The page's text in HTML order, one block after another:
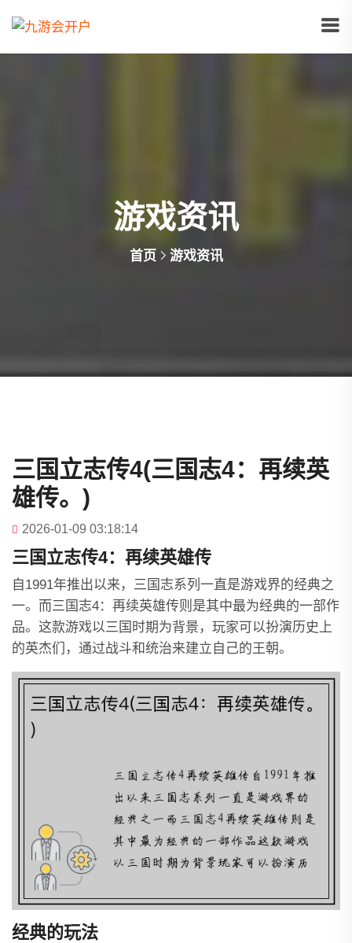
游戏资讯
首页 游戏资讯
三国立志传4(三国志4：再续英
雄传。)
2026-01-09 03:18:14
三国立志传4：再续英雄传
自1991年推出以来，三国志系列一直是游戏界的经典之
一。而三国志4：再续英雄传则是其中最为经典的一部作
品。这款游戏以三国时期为背景，玩家可以扮演历史上
的英杰们，通过战斗和统治来建立自己的王朝。
经典的玩法